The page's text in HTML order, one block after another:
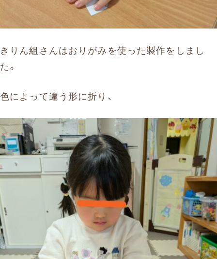
きりん組さんはおりがみを使った製作をしまし
た。
色によって違う形に折り、